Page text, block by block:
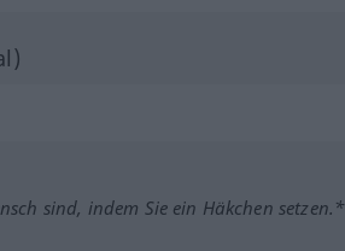
sind, indem Sie ein Häkchen setzen.*